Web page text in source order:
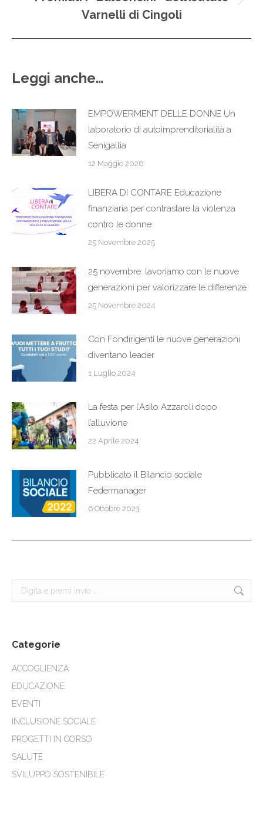
post:
Varnelli di Cingoli
Leggi anche…
EMPOWERMENT DELLE DONNE Un
laboratorio di autoimprenditorialità a
Senigallia
12 Maggio 2026
LIBERA DI CONTARE Educazione
finanziaria per contrastare la violenza
contro le donne
25 Novembre 2025
25 novembre: lavoriamo con le nuove
generazioni per valorizzare le differenze
25 Novembre 2024
Con Fondirigenti le nuove generazioni
diventano leader
1 Luglio 2024
La festa per l’Asilo Azzaroli dopo
l’alluvione
22 Aprile 2024
Pubblicato il Bilancio sociale
Federmanager
6 Ottobre 2023
Cerca:
Categorie
ACCOGLIENZA
EDUCAZIONE
EVENTI
INCLUSIONE SOCIALE
PROGETTI IN CORSO
SALUTE
SVILUPPO SOSTENIBILE